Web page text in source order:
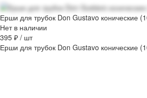
Ерши для трубок Don Gustavo конические
Нет в наличии
395 ₽ / шт
Ерши для трубок Don Gustavo конические